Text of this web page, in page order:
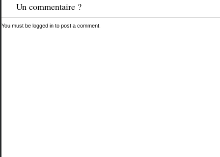
Un commentaire ?
You must be logged into post a comment.